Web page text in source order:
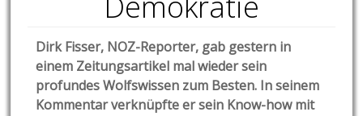
Dirk Fisser, NOZ-Reporter, gab gestern in
einem Zeitungsartikel mal wieder sein
profundes Wolfswissen zum Besten. In seinem
Kommentar verknüpfte er sein Know-how mit